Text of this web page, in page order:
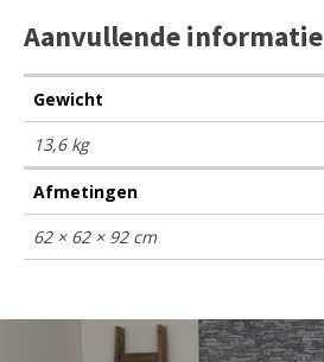
Aanvullende informatie
Gewicht
13,6 kg
Afmetingen
62 × 62 × 92 cm